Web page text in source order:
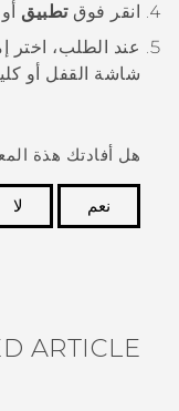
انقر فوقتطبيق
عند الطلب، اختر
شاشة القفل أو
هل أفادتك هذة
نعم
لا
ARTICLE